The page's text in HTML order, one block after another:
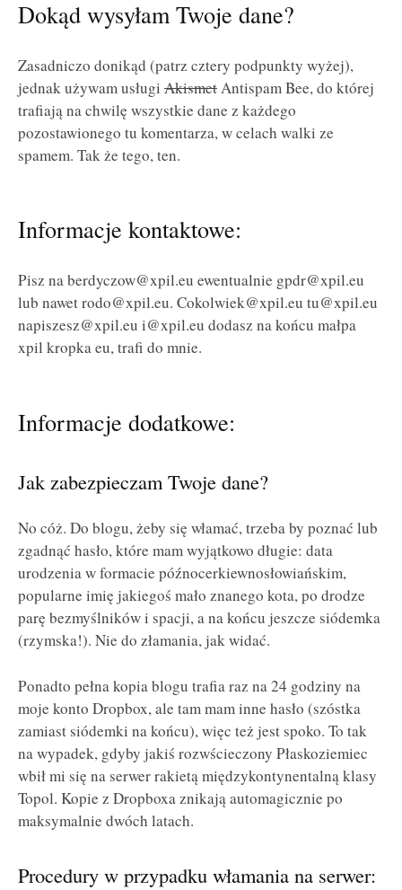
Dokąd wysyłam Twoje dane?
Zasadniczo donikąd (patrz cztery podpunkty wyżej),
jednak używam usługi AkismetAntispam Bee, do której
trafiają na chwilę wszystkie dane z każdego
pozostawionego tu komentarza, w celach walki ze
spamem. Tak że tego, ten.
Informacje kontaktowe:
Pisz na berdyczow@xpil.eu ewentualnie gpdr@xpil.eu
lub nawet rodo@xpil.eu. Cokolwiek@xpil.eu tu@xpil.eu
napiszesz@xpil.eu i@xpil.eu dodasz na końcu małpa
xpil kropka eu, trafi do mnie.
Informacje dodatkowe:
Jak zabezpieczam Twoje dane?
No cóż. Do blogu, żeby się włamać, trzeba by poznać lub
zgadnąć hasło, które mam wyjątkowo długie: data
urodzenia w formacie późnocerkiewnosłowiańskim,
popularne imię jakiegoś mało znanego kota, po drodze
parę bezmyślników i spacji, a na końcu jeszcze siódemka
(rzymska!). Nie do złamania, jak widać.
Ponadto pełna kopia blogu trafia raz na 24 godziny na
moje konto Dropbox, ale tam mam inne hasło (szóstka
zamiast siódemki na końcu), więc też jest spoko. To tak
na wypadek, gdyby jakiś rozwścieczony Płaskoziemiec
wbił mi się na serwer rakietą międzykontynentalną klasy
Topol. Kopie z Dropboxa znikają automagicznie po
maksymalnie dwóch latach.
Procedury w przypadku włamania na serwer: